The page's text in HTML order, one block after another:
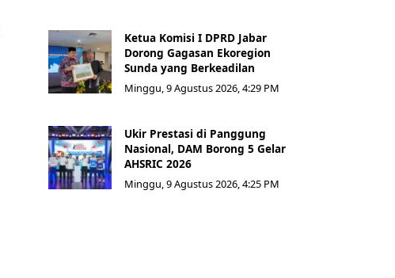
Ketua Komisi I DPRD Jabar
Dorong Gagasan Ekoregion
Sunda yang Berkeadilan
Minggu, 9 Agustus 2026, 4:29 PM
Ukir Prestasi di Panggung
Nasional, DAM Borong 5 Gelar
AHSRIC 2026
Minggu, 9 Agustus 2026, 4:25 PM